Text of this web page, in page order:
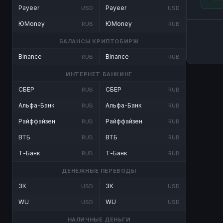
Payeer USD
ЮMoney RUB
Payeer USD
ЮMoney RUB
БАЛАНСЫ КРИПТОБИРЖ
Binance RUB Binance RUB
ИНТЕРНЕТ БАНКИНГ
СБЕР RUB
Альфа-Банк RUB
Райффайзен RUB
ВТБ RUB
Т-Банк RUB
СБЕР RUB
Альфа-Банк RUB
Райффайзен RUB
ВТБ RUB
Т-Банк RUB
ДЕНЕЖНЫЕ ПЕРЕВОДЫ
ЗК USD
WU USD
ЗК USD
WU USD
НАЛИЧНЫЕ ДЕНЬГИ